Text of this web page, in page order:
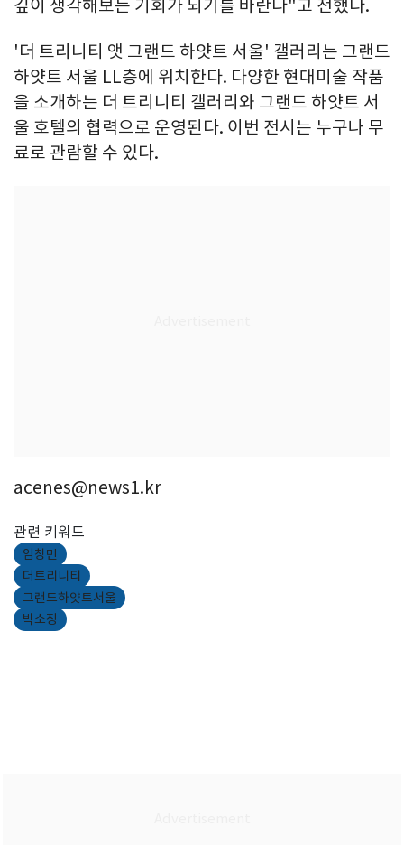
깊이 생각해보는 기회가 되기를 바란다"고 전했다.
'더 트리니티 앳 그랜드 하얏트 서울' 갤러리는 그랜드
하얏트 서울 LL층에 위치한다. 다양한 현대미술 작품
을 소개하는 더 트리니티 갤러리와 그랜드 하얏트 서
울 호텔의 협력으로 운영된다. 이번 전시는 누구나 무
료로 관람할 수 있다.
acenes@news1.kr
관련 키워드
임창민
더트리니티
그랜드하얏트서울
박소정